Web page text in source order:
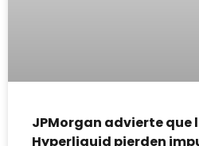
JPMorgan advierte que
Hyperliquid pierden